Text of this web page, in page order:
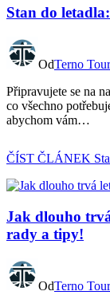
Stan do
OdTerno Tour
Připravujete se na
co všechno
abychom vám…
ČÍST ČLÁNEK
Jak dlouho
rady a tipy!
OdTerno Tour